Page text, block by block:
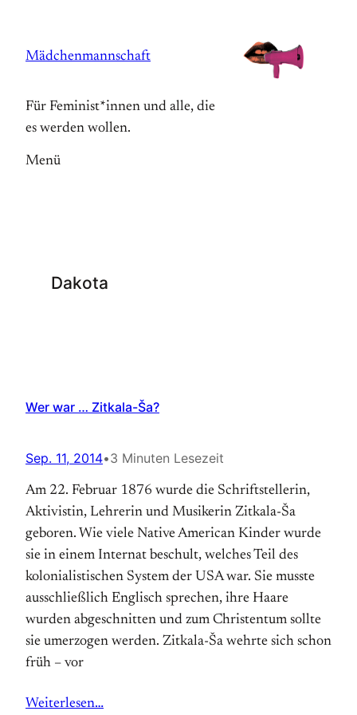
springen
Mädchenmannschaft
Für Feminist*innen und alle, die
es werden wollen.
Menü
Dakota
Wer war … Zitkala-Ša?
Sep. 11, 2014•3 Minuten Lesezeit
Am 22. Februar 1876 wurde die Schriftstellerin,
Aktivistin, Lehrerin und Musikerin Zitkala-Ša
geboren. Wie viele Native American Kinder wurde
sie in einem Internat beschult, welches Teil des
kolonialistischen System der USA war. Sie musste
ausschließlich Englisch sprechen, ihre Haare
wurden abgeschnitten und zum Christentum sollte
sie umerzogen werden. Zitkala-Ša wehrte sich schon
früh – vor
Weiterlesen…